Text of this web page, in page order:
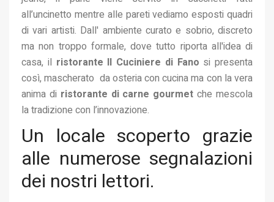
all’uncinetto mentre alle pareti vediamo esposti quadri
di vari artisti. Dall' ambiente curato e sobrio, discreto
ma non troppo formale, dove tutto riporta all'idea di
casa, il ristorante Il Cuciniere di Fano si presenta
così, mascherato da osteria con cucina ma con la vera
anima di ristorante di carne gourmet che mescola
la tradizione con l’innovazione.
Un locale scoperto grazie
alle numerose segnalazioni
dei nostri lettori.